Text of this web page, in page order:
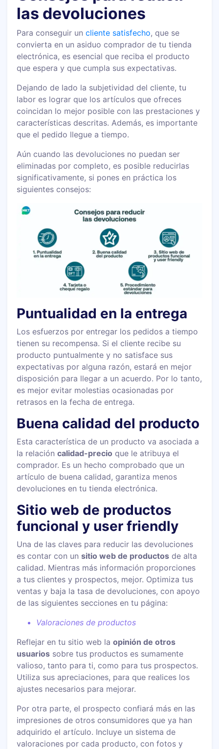
las devoluciones
Para conseguir uncliente satisfecho, que se
convierta en un asiduo comprador de tu tienda
electrónica, es esencial que reciba el producto
que espera y que cumpla sus expectativas.
Dejando de lado la subjetividad del cliente, tu
labor es lograr que los artículos que ofreces
coincidan lo mejor posible con las prestaciones y
características descritas. Además, es importante
que el pedido llegue a tiempo.
Aún cuando las devoluciones no puedan ser
eliminadas por completo, es posible reducirlas
significativamente, si pones en práctica los
siguientes consejos:
Puntualidad en la entrega
Los esfuerzos por entregar los pedidos a tiempo
tienen su recompensa. Si el cliente recibe su
producto puntualmente y no satisface sus
expectativas por alguna razón, estará en mejor
disposición para llegar a un acuerdo. Por lo tanto,
es mejor evitar molestias ocasionadas por
retrasos en la fecha de entrega.
Buena calidad del producto
Esta característica de un producto va asociada a
la relacióncalidad-precio que le atribuya el
comprador. Es un hecho comprobado que un
artículo de buena calidad, garantiza menos
devoluciones en tu tienda electrónica.
Sitio web de productos
funcional y user friendly
Una de las claves para reducir las devoluciones
es contar con unsitio web de productos de alta
calidad. Mientras más información proporciones
a tus clientes y prospectos, mejor. Optimiza tus
ventas y baja la tasa de devoluciones, con apoyo
de las siguientes secciones en tu página:
Valoraciones de productos
Reflejar en tu sitio web laopinión de otros
usuarios sobre tus productos es sumamente
valioso, tanto para ti, como para tus prospectos.
Utiliza sus apreciaciones, para que realices los
ajustes necesarios para mejorar.
Por otra parte, el prospecto confiará más en las
impresiones de otros consumidores que ya han
adquirido el artículo. Incluye un sistema de
valoraciones por cada producto, con fotos y